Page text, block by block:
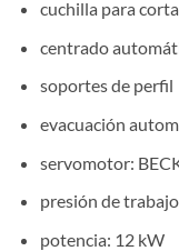
cuchilla para
centrado
soportes de perfil
evacuación
servomotor:
presión de
potencia: 12 kW